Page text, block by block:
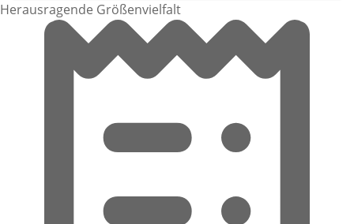
Herausragende Größenvielfalt